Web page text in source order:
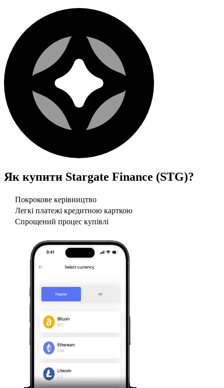
Як купити Stargate Finance (STG)?
Покрокове керівництво
Легкі платежі кредитною карткою
Спрощений процес купівлі